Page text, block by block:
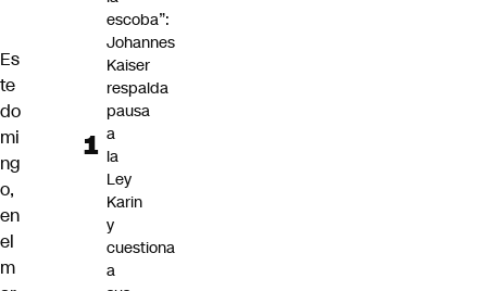
Es
te
do
mi
ng
o,
en
el
m
escoba”:
Johannes
Kaiser
respalda
pausa
a
la
Ley
Karin
y
cuestiona
a